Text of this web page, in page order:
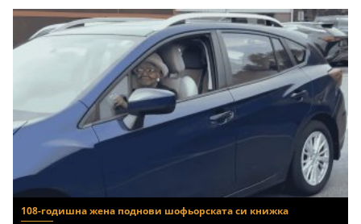
108-годишна жена поднови шофьорската си книжка